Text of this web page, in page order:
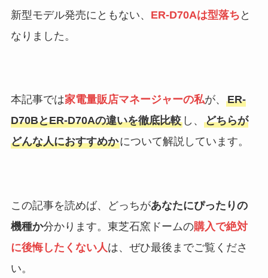
新型モデル発売にともない、 ER-D70Aは型落ち と
なりました。
本記事では家電量販店マネージャーの私が、 ER-
D70BとER-D70Aの違いを徹底比較し、 どちらが
どんな人におすすめかについて解説しています。
この記事を読めば、どっちがあなたにぴったりの
機種か分かります。東芝石窯ドームの購入で絶対
に後悔したくない人は、ぜひ最後までご覧くださ
い。